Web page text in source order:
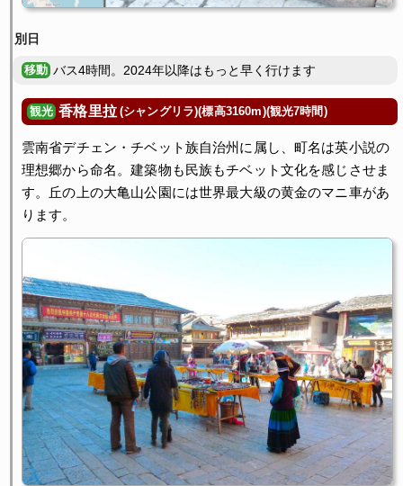
バス4時間。2024年以降はもっと早く行けます
観光 香格里拉 (シャングリラ)(標高3160m)(観光7時間)
雲南省デチェン・チベット族自治州に属し、町名は英小説の
理想郷から命名。建築物も民族もチベット文化を感じさせま
す。丘の上の大亀山公園には世界最大級の黄金のマニ車があ
ります。